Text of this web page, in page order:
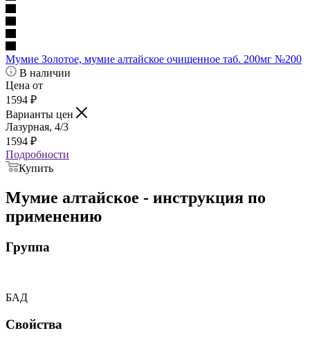
Мумие Золотое, мумие алтайское очищенное таб. 200мг №200
В наличии
Цена от
1594 ₽
Варианты цен
Лазурная, 4/3
1594 ₽
Подробности
Купить
Мумие алтайское - инструкция по
применению
Группа
БАД
Свойства